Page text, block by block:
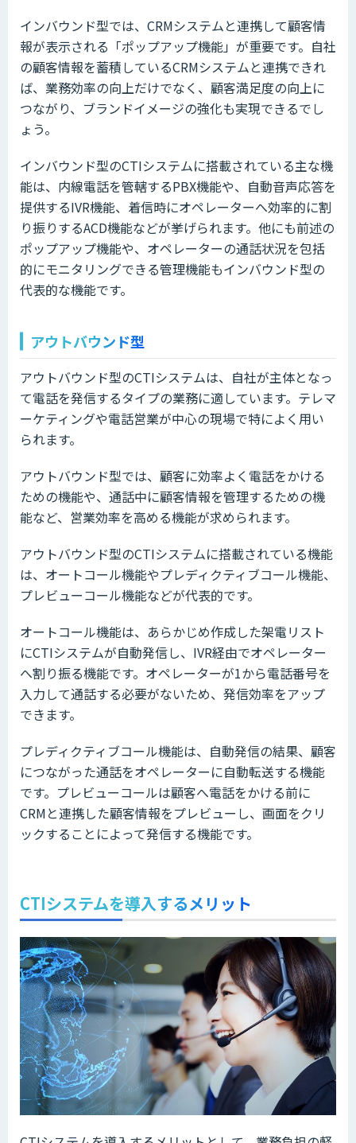
インバウンド型では、CRMシステムと連携して顧客情
報が表示される「ポップアップ機能」が重要です。自社
の顧客情報を蓄積しているCRMシステムと連携できれ
ば、業務効率の向上だけでなく、顧客満足度の向上に
つながり、ブランドイメージの強化も実現できるでし
ょう。
インバウンド型のCTIシステムに搭載されている主な機
能は、内線電話を管轄するPBX機能や、自動音声応答を
提供するIVR機能、着信時にオペレーターへ効率的に割
り振りするACD機能などが挙げられます。他にも前述の
ポップアップ機能や、オペレーターの通話状況を包括
的にモニタリングできる管理機能もインバウンド型の
代表的な機能です。
アウトバウンド型
アウトバウンド型のCTIシステムは、自社が主体となっ
て電話を発信するタイプの業務に適しています。テレマ
ーケティングや電話営業が中心の現場で特によく用い
られます。
アウトバウンド型では、顧客に効率よく電話をかける
ための機能や、通話中に顧客情報を管理するための機
能など、営業効率を高める機能が求められます。
アウトバウンド型のCTIシステムに搭載されている機能
は、オートコール機能やプレディクティブコール機能、
プレビューコール機能などが代表的です。
オートコール機能は、あらかじめ作成した架電リスト
にCTIシステムが自動発信し、IVR経由でオペレーター
へ割り振る機能です。オペレーターが1から電話番号を
入力して通話する必要がないため、発信効率をアップ
できます。
プレディクティブコール機能は、自動発信の結果、顧客
につながった通話をオペレーターに自動転送する機能
です。プレビューコールは顧客へ電話をかける前に
CRMと連携した顧客情報をプレビューし、画面をクリ
ックすることによって発信する機能です。
CTIシステムを導入するメリット